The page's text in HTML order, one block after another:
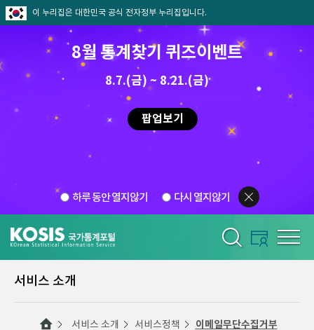
이 누리집은 대한민국 공식 전자정부 누리집입니다.
8월 통계찾기 퀴즈이벤트
8.7.(금) ~ 8.21.(금)
팝업보기
하루 동안 열지않기 다시 열지않기
서비스 소개
서비스 소개 서비스정책 이메일무단수집거부